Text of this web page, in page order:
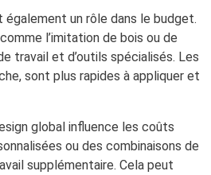
un rôle dans le budget.
l’imitation de bois ou de
travail et d’outils spécialisés. Les
sont plus rapides à appliquer et
global influence les coûts
ou des combinaisons de
supplémentaire. Cela peut